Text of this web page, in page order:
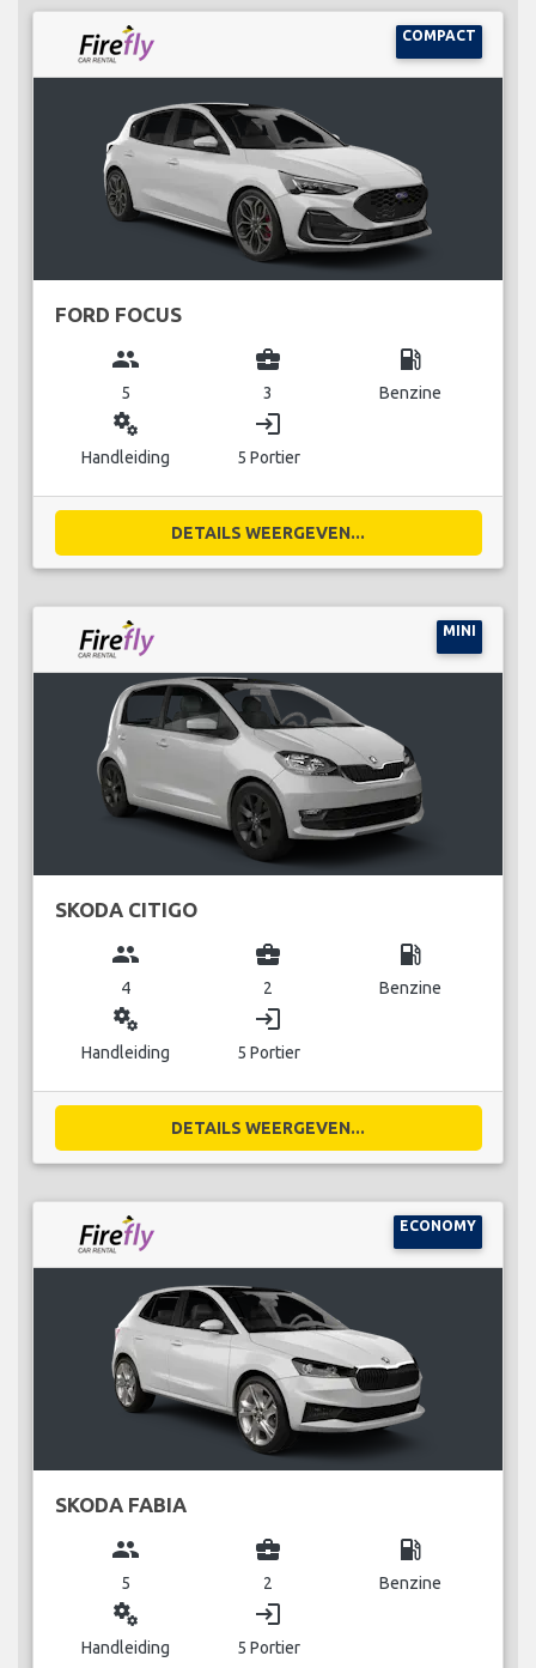
COMPACT
FORD FOCUS
group
5
business_center
3
local_gas_station
Benzine
miscellaneous_services
Handleiding
login
5 Portier
DETAILS WEERGEVEN...
MINI
SKODA CITIGO
group
4
business_center
2
local_gas_station
Benzine
miscellaneous_services
Handleiding
login
5 Portier
DETAILS WEERGEVEN...
ECONOMY
SKODA FABIA
group
5
business_center
2
local_gas_station
Benzine
miscellaneous_services
Handleiding
login
5 Portier